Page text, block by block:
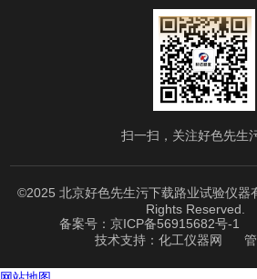
扫一扫，关注好色先生
©2025 北京好色先生污下载路业试验仪器
Rights Reserved.
备案号：京ICP备56915682号-1
技术支持： 化工仪器网